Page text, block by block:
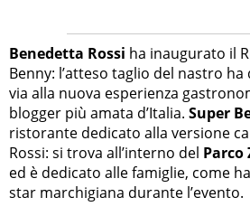
Benedetta Rossi ha inaugurato il
Benny: l’atteso taglio del nastro
via alla nuova esperienza
blogger più amata d’Italia. Super
ristorante dedicato alla versione
Rossi: si trova all’interno del Parco
ed è dedicato alle famiglie, come
star marchigiana durante l’evento.